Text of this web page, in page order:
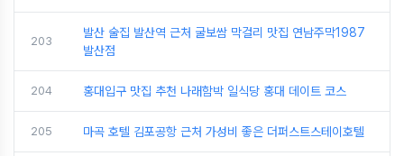
203
발산 술집 발산역 근처 굴보쌈 막걸리 맛집 연남주막1987
발산점
204 홍대입구 맛집 추천 나래함박 일식당 홍대 데이트 코스
205 마곡 호텔 김포공항 근처 가성비 좋은 더퍼스트스테이호텔